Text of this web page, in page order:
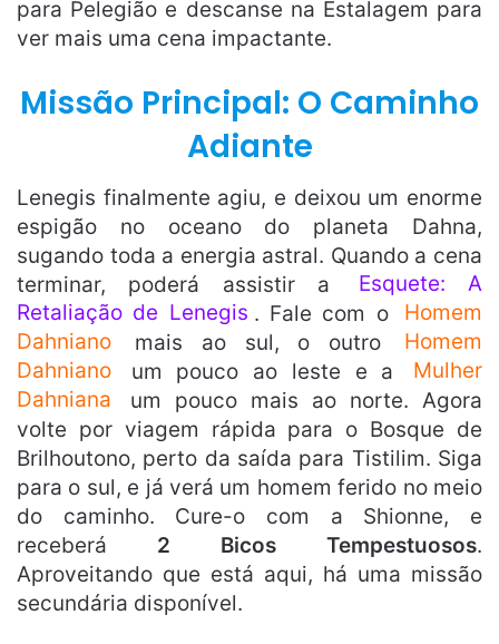
para Pelegião e descanse na Estalagem para
ver mais uma cena impactante.
Missão Principal: O Caminho
Adiante
Lenegis finalmente agiu, e deixou um enorme
espigão no oceano do planeta Dahna,
sugando toda a energia astral. Quando a cena
terminar, poderá assistir a
Esquete: A
Retaliação de Lenegis . Fale com o
Homem
Dahniano
mais ao sul, o outro
Homem
Dahniano
um pouco ao leste e a
Mulher
Dahniana
um pouco mais ao norte. Agora
volte por viagem rápida para o Bosque de
Brilhoutono, perto da saída para Tistilim. Siga
para o sul, e já verá um homem ferido no meio
do caminho. Cure-o com a Shionne, e
receberá 2 Bicos Tempestuosos.
Aproveitando que está aqui, há uma missão
secundária disponível.